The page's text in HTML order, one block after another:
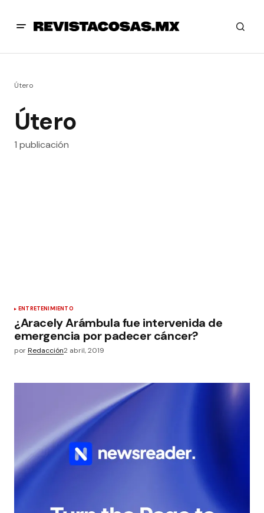
Útero
Útero
1 publicación
ENTRETENIMIENTO
¿Aracely Arámbula fue intervenida de
emergencia por padecer cáncer?
porRedacción2 abril, 2019